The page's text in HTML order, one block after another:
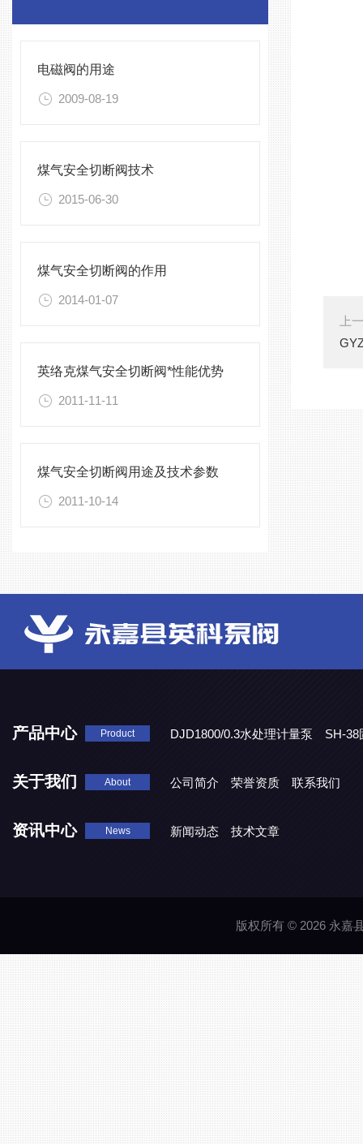
电磁阀的用途
2009-08-19
煤气安全切断阀技术
2015-06-30
煤气安全切断阀的作用
2014-01-07
英络克煤气安全切断阀*性能优势
2011-11-11
煤气安全切断阀用途及技术参数
2011-10-14
上
产品中心 Product DJD1800/0.3水处理计量泵
SH-38
关于我们 About 公司简介 荣誉资质 联系我们
资讯中心 News 新闻动态 技术文章
版权所有 © 2026 永嘉